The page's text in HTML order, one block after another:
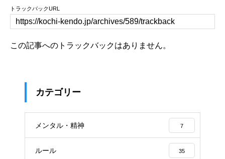
トラックバックURL
この記事へのトラックバックはありません。
カテゴリー
メンタル・精神 7
ルール 35